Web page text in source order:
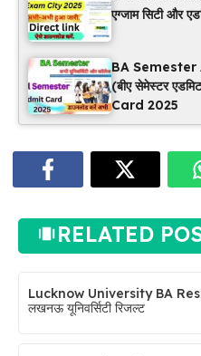
एग्जाम सिटी और
BA
(बीए सेमेस्टर
Card 2025
RELATED
Lucknow University BA
लखनऊ यूनिवर्सिटी रिजल्ट